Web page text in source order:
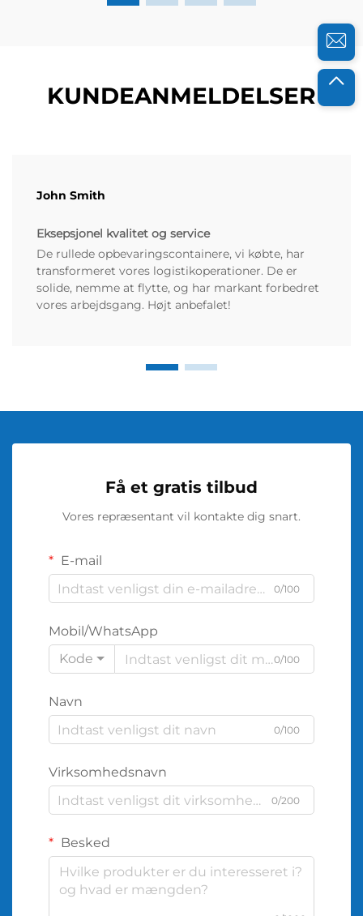
KUNDEANMELDELSER
John Smith
Eksepsjonel kvalitet og service
De rullede opbevaringscontainere, vi købte, har
transformeret vores logistikoperationer. De er
solide, nemme at flytte, og har markant forbedret
vores arbejdsgang. Højt anbefalet!
Få et gratis tilbud
Vores repræsentant vil kontakte dig snart.
E-mail
0/100
Mobil/WhatsApp
Kode
0/100
Navn
0/100
Virksomhedsnavn
0/200
Besked